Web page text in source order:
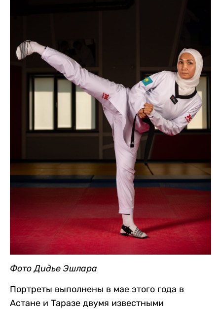
Фото Дидье Эшлара
Портреты выполнены в мае этого года в
Астане и Таразе двумя известными